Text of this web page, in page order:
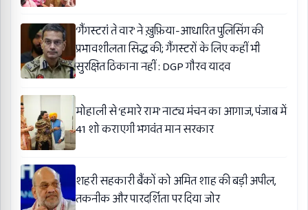
‘गैंगस्टरां ते वार’ ने ख़ुफ़िया-आधारित पुलिसिंग की
प्रभावशीलता सिद्ध की; गैंगस्टरों के लिए कहीं भी
सुरक्षित ठिकाना नहीं : DGP गौरव यादव
मोहाली से ‘हमारे राम’ नाट्य मंचन का आगाज, पंजाब में
41 शो कराएगी भगवंत मान सरकार
शहरी सहकारी बैंकों को अमित शाह की बड़ी अपील,
तकनीक और पारदर्शिता पर दिया जोर